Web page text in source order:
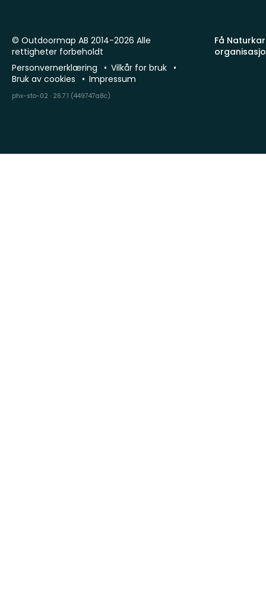
Få
© Outdoormap AB 2014-2026 Alle
rettigheter forbeholdt
Personvernerklæring
Vilkår for bruk
Bruk av cookies
Impressum
phx-sto-02 · 26.7.1 (449747a8c)